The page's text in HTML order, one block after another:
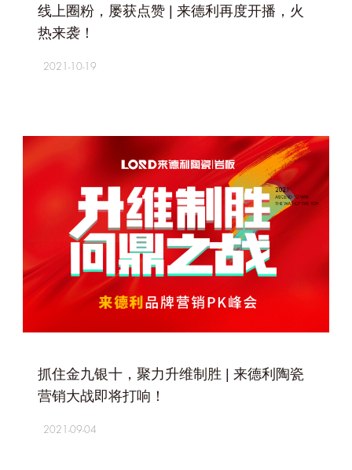
线上圈粉，屡获点赞 | 来德利再度开播，火
热来袭！
2021-10-19
抓住金九银十，聚力升维制胜 | 来德利陶瓷
营销大战即将打响！
2021-09-04